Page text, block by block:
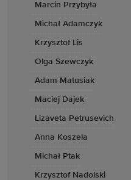
Marcin Przybyła
Michał Adamczyk
Krzysztof Lis
Olga Szewczyk
Adam Matusiak
Maciej Dajek
Lizaveta Petrusevich
Anna Koszela
Michał Ptak
Krzysztof Nadolski